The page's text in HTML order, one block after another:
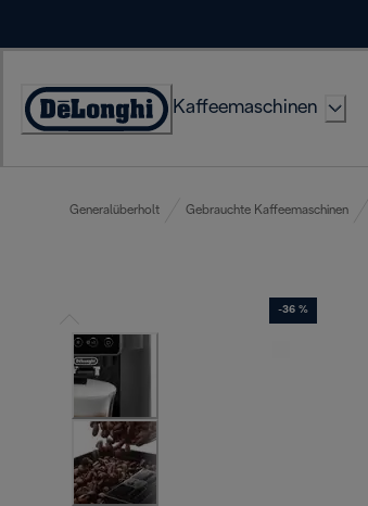
Erklärung
Kaffeemaschinen
Generalüberholt Gebrauchte Kaffeemaschinen
-36 %